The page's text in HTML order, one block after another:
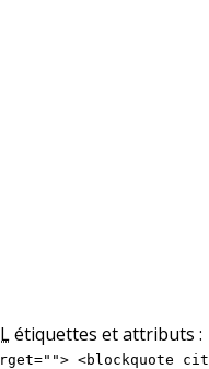
étiquettes et attributs :
<blockquote